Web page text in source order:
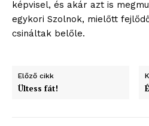
képvisel, és akár azt is
egykori Szolnok, mielőtt
csináltak belőle.
Előző cikk
Ültess fát!